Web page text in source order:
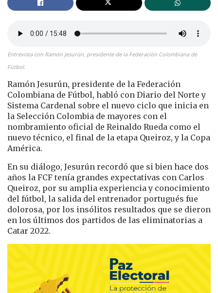
Entrevista con Ramón Jesurún, presidente de la Federación Colombiana de
Fútbol.
Ramón Jesurún, presidente de la Federación
Colombiana de Fútbol, habló con Diario del Norte y
Sistema Cardenal sobre el nuevo ciclo que inicia en
la Selección Colombia de mayores con el
nombramiento oficial de Reinaldo Rueda como el
nuevo técnico, el final de la etapa Queiroz, y la Copa
América.
En su diálogo, Jesurún recordó que si bien hace dos
años la FCF tenía grandes expectativas con Carlos
Queiroz, por su amplia experiencia y conocimiento
del fútbol, la salida del entrenador portugués fue
dolorosa, por los insólitos resultados que se dieron
en los últimos dos partidos de las eliminatorias a
Catar 2022.